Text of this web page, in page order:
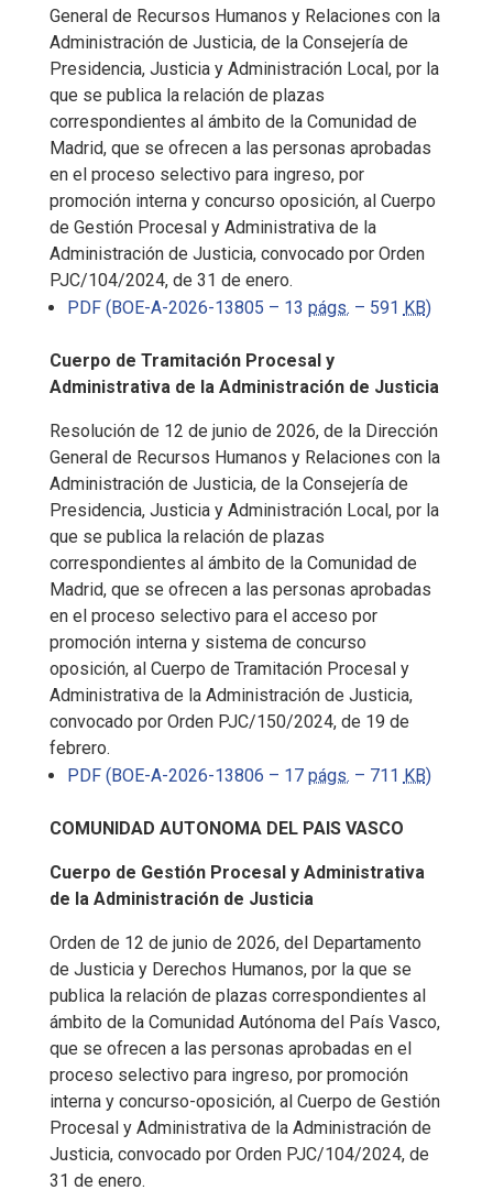
General de Recursos Humanos y Relaciones con la
Administración de Justicia, de la Consejería de
Presidencia, Justicia y Administración Local, por la
que se publica la relación de plazas
correspondientes al ámbito de la Comunidad de
Madrid, que se ofrecen a las personas aprobadas
en el proceso selectivo para ingreso, por
promoción interna y concurso oposición, al Cuerpo
de Gestión Procesal y Administrativa de la
Administración de Justicia, convocado por Orden
PJC/104/2024, de 31 de enero.
PDF (BOE-A-2026-13805 – 13 págs. – 591 KB)
Cuerpo de Tramitación Procesal y
Administrativa de la Administración de Justicia
Resolución de 12 de junio de 2026, de la Dirección
General de Recursos Humanos y Relaciones con la
Administración de Justicia, de la Consejería de
Presidencia, Justicia y Administración Local, por la
que se publica la relación de plazas
correspondientes al ámbito de la Comunidad de
Madrid, que se ofrecen a las personas aprobadas
en el proceso selectivo para el acceso por
promoción interna y sistema de concurso
oposición, al Cuerpo de Tramitación Procesal y
Administrativa de la Administración de Justicia,
convocado por Orden PJC/150/2024, de 19 de
febrero.
PDF (BOE-A-2026-13806 – 17 págs. – 711 KB)
COMUNIDAD AUTONOMA DEL PAIS VASCO
Cuerpo de Gestión Procesal y Administrativa
de la Administración de Justicia
Orden de 12 de junio de 2026, del Departamento
de Justicia y Derechos Humanos, por la que se
publica la relación de plazas correspondientes al
ámbito de la Comunidad Autónoma del País Vasco,
que se ofrecen a las personas aprobadas en el
proceso selectivo para ingreso, por promoción
interna y concurso-oposición, al Cuerpo de Gestión
Procesal y Administrativa de la Administración de
Justicia, convocado por Orden PJC/104/2024, de
31 de enero.